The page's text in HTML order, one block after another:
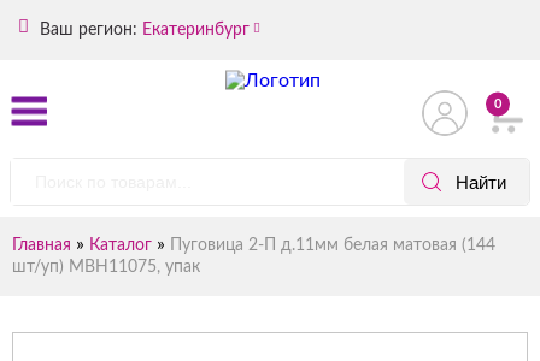
Ваш регион: Екатеринбург
0
Главная » Каталог »
Пуговица 2-П д.11мм белая матовая (144
шт/уп) МВН11075, упак